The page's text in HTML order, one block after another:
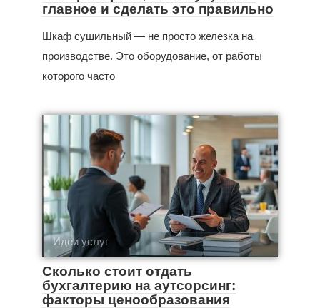
главное и сделать это правильно
Шкаф сушильный — не просто железка на
производстве. Это оборудование, от работы
которого часто
Идеи услуг
Сколько стоит отдать
бухгалтерию на аутсорсинг:
факторы ценообразования